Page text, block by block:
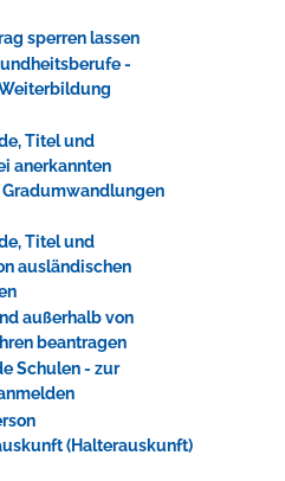
sperren lassen
-
Titel und
anerkannten
Titel und
ausländischen
außerhalb von
beantragen
Schulen - zur
(Halterauskunft)